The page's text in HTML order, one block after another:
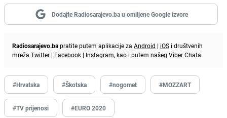
Dodajte Radiosarajevo.ba u omiljene Google izvore
Radiosarajevo.bapratite putem aplikacije za Android | iOS i društvenih
mreža Twitter | Facebook | Instagram, kao i putem našeg ViberChata.
#Hrvatska #Škotska #nogomet #MOZZART
#TV prijenosi #EURO 2020